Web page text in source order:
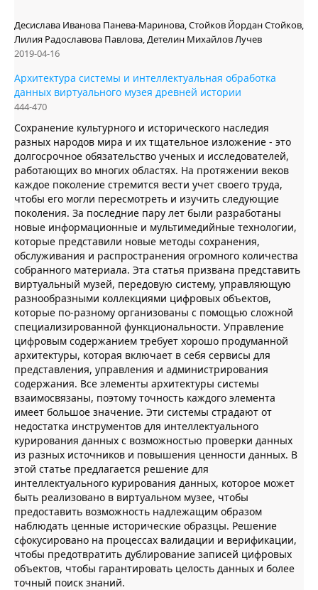
Десислава Иванова Панева-Маринова, Стойков Йордан Стойков,
Лилия Радославова Павлова, Детелин Михайлов Лучев
2019-04-16
Архитектура системы и интеллектуальная обработка
данных виртуального музея древней истории
444-470
Сохранение культурного и исторического наследия
разных народов мира и их тщательное изложение - это
долгосрочное обязательство ученых и исследователей,
работающих во многих областях. На протяжении веков
каждое поколение стремится вести учет своего труда,
чтобы его могли пересмотреть и изучить следующие
поколения. За последние пару лет были разработаны
новые информационные и мультимедийные технологии,
которые представили новые методы сохранения,
обслуживания и распространения огромного количества
собранного материала. Эта статья призвана представить
виртуальный музей, передовую систему, управляющую
разнообразными коллекциями цифровых объектов,
которые по-разному организованы с помощью сложной
специализированной функциональности. Управление
цифровым содержанием требует хорошо продуманной
архитектуры, которая включает в себя сервисы для
представления, управления и администрирования
содержания. Все элементы архитектуры системы
взаимосвязаны, поэтому точность каждого элемента
имеет большое значение. Эти системы страдают от
недостатка инструментов для интеллектуального
курирования данных с возможностью проверки данных
из разных источников и повышения ценности данных. В
этой статье предлагается решение для
интеллектуального курирования данных, которое может
быть реализовано в виртуальном музее, чтобы
предоставить возможность надлежащим образом
наблюдать ценные исторические образцы. Решение
сфокусировано на процессах валидации и верификации,
чтобы предотвратить дублирование записей цифровых
объектов, чтобы гарантировать целость данных и более
точный поиск знаний.